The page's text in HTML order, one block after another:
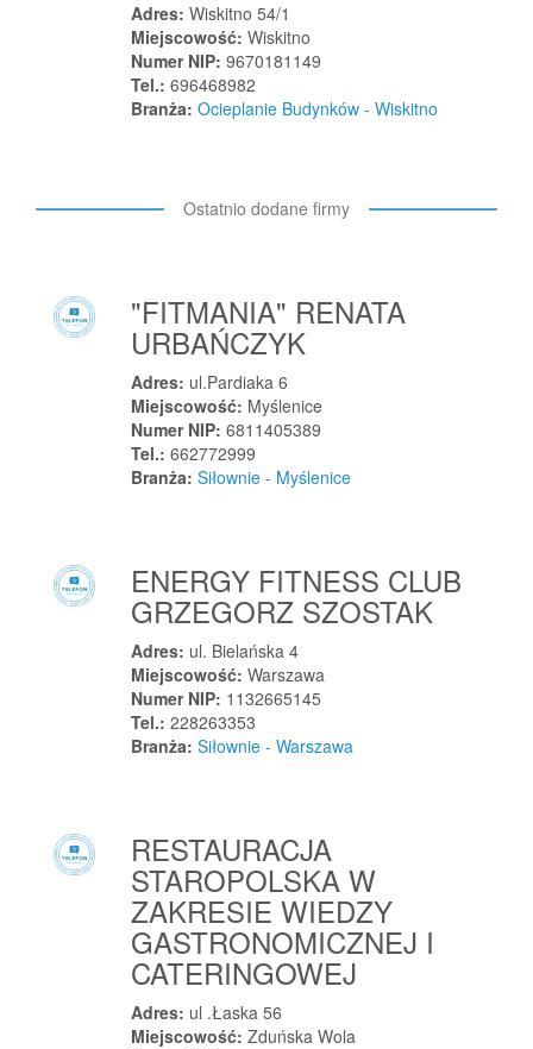
Wola Mokrzeska
Wola Moszczenicka
Wola Mrokowska
Wola Mysłowska
Wola Rasztowska
Wolbórz
Wołów
Wólka Załęska
Wrocław
Adres: Wiskitno 54/1
Miejscowość: Wiskitno
Numer NIP: 9670181149
Tel.: 696468982
Branża: Ocieplanie Budynków - Wiskitno
Ostatnio dodane firmy
"FITMANIA" RENATA
URBAŃCZYK
Adres: ul.Pardiaka 6
Miejscowość: Myślenice
Numer NIP: 6811405389
Tel.: 662772999
Branża: Siłownie - Myślenice
ENERGY FITNESS CLUB
GRZEGORZ SZOSTAK
Adres: ul. Bielańska 4
Miejscowość: Warszawa
Numer NIP: 1132665145
Tel.: 228263353
Branża: Siłownie - Warszawa
RESTAURACJA
STAROPOLSKA W
ZAKRESIE WIEDZY
GASTRONOMICZNEJ I
CATERINGOWEJ
Adres: ul .Łaska 56
Miejscowość: Zduńska Wola